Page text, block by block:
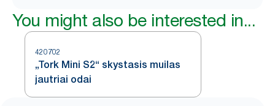
You might also be interested in...
420702
„Tork Mini S2“ skystasis muilas
jautriai odai